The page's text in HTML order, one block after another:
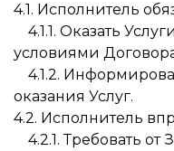
4.1. Исполнитель
4.1.1. Оказать
условиями
4.1.2.
оказания Услуг.
4.2. Исполнитель
4.2.1. Требовать от